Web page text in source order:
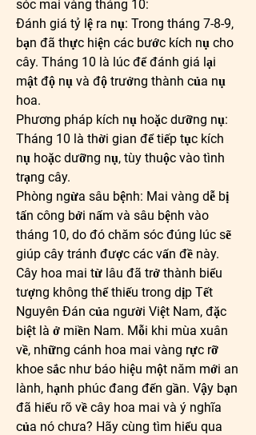
sóc mai vàng tháng 10:
Đánh giá tỷ lệ ra nụ: Trong tháng 7-8-9,
bạn đã thực hiện các bước kích nụ cho
cây. Tháng 10 là lúc để đánh giá lại
mật độ nụ và độ trưởng thành của nụ
hoa.
Phương pháp kích nụ hoặc dưỡng nụ:
Tháng 10 là thời gian để tiếp tục kích
nụ hoặc dưỡng nụ, tùy thuộc vào tình
trạng cây.
Phòng ngừa sâu bệnh: Mai vàng dễ bị
tấn công bởi nấm và sâu bệnh vào
tháng 10, do đó chăm sóc đúng lúc sẽ
giúp cây tránh được các vấn đề này.
Cây hoa mai từ lâu đã trở thành biểu
tượng không thể thiếu trong dịp Tết
Nguyên Đán của người Việt Nam, đặc
biệt là ở miền Nam. Mỗi khi mùa xuân
về, những cánh hoa mai vàng rực rỡ
khoe sắc như báo hiệu một năm mới an
lành, hạnh phúc đang đến gần. Vậy bạn
đã hiểu rõ về cây hoa mai và ý nghĩa
của nó chưa? Hãy cùng tìm hiểu qua